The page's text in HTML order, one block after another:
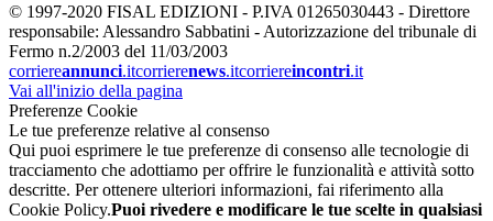
© 1997-2020 FISAL EDIZIONI - P.IVA 01265030443 - Direttore
responsabile: Alessandro Sabbatini - Autorizzazione del tribunale di
Fermo n.2/2003 del 11/03/2003
corriereannunci.itcorrierenews.itcorriereincontri.it
Vai all'inizio della pagina
Preferenze Cookie
Le tue preferenze relative al consenso
Qui puoi esprimere le tue preferenze di consenso alle tecnologie di
tracciamento che adottiamo per offrire le funzionalità e attività sotto
descritte. Per ottenere ulteriori informazioni, fai riferimento alla
Cookie Policy.Puoi rivedere e modificare le tue scelte in qualsiasi